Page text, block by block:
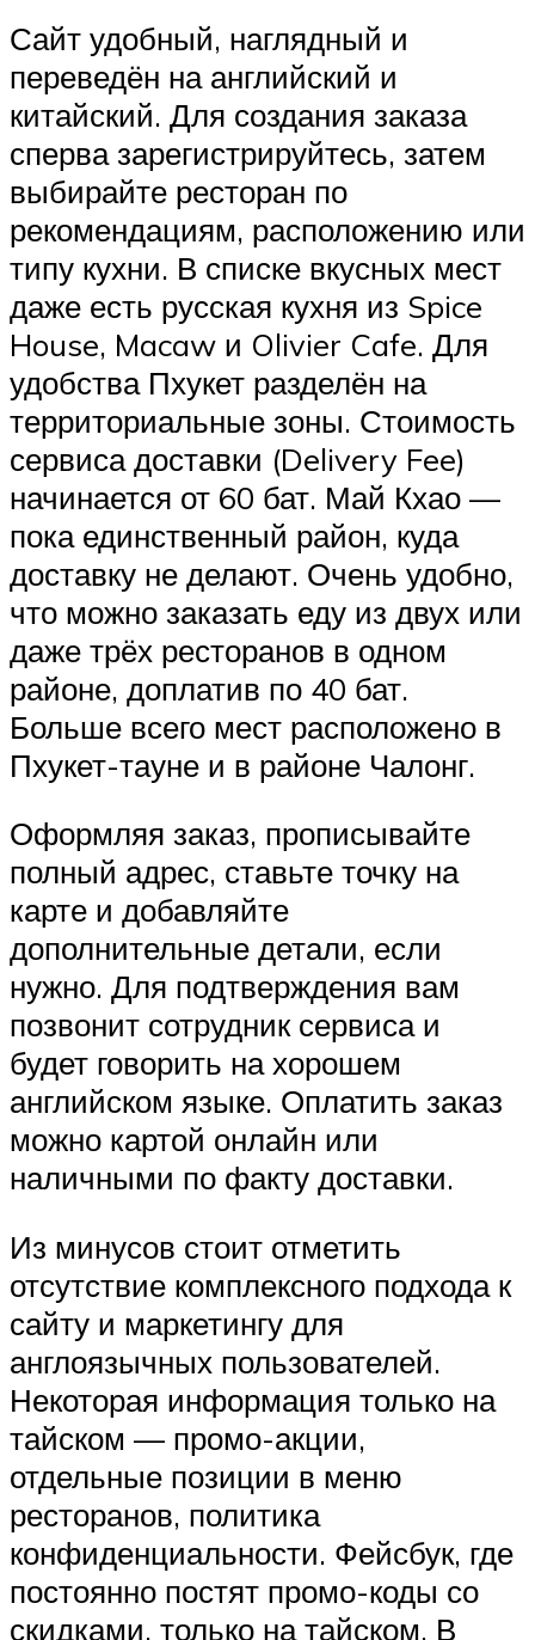
Сайт удобный, наглядный и
переведён на английский и
китайский. Для создания заказа
сперва зарегистрируйтесь, затем
выбирайте ресторан по
рекомендациям, расположению или
типу кухни. В списке вкусных мест
даже есть русская кухня из Spice
House, Macaw и Olivier Cafe. Для
удобства Пхукет разделён на
территориальные зоны. Стоимость
сервиса доставки (Delivery Fee)
начинается от 60 бат. Май Кхао —
пока единственный район, куда
доставку не делают. Очень удобно,
что можно заказать еду из двух или
даже трёх ресторанов в одном
районе, доплатив по 40 бат.
Больше всего мест расположено в
Пхукет-тауне и в районе Чалонг.
Оформляя заказ, прописывайте
полный адрес, ставьте точку на
карте и добавляйте
дополнительные детали, если
нужно. Для подтверждения вам
позвонит сотрудник сервиса и
будет говорить на хорошем
английском языке. Оплатить заказ
можно картой онлайн или
наличными по факту доставки.
Из минусов стоит отметить
отсутствие комплексного подхода к
сайту и маркетингу для
англоязычных пользователей.
Некоторая информация только на
тайском — промо-акции,
отдельные позиции в меню
ресторанов, политика
конфиденциальности. Фейсбук, где
постоянно постят промо-коды со
скидками, только на тайском. В